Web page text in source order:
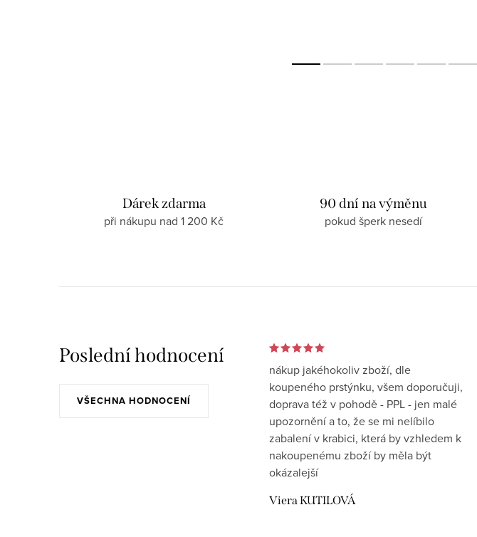
Dárek zdarma
při nákupu nad 1 200 Kč
90 dní na výměnu
pokud šperk nesedí
Poslední hodnocení
VŠECHNA HODNOCENÍ
nákup jakéhokoliv zboží, dle
koupeného prstýnku, všem doporučuji,
doprava též v pohodě - PPL - jen malé
upozornění a to, že se mi nelíbilo
zabalení v krabici, která by vzhledem k
nakoupenému zboží by měla být
okázalejší
Viera KUTILOVÁ